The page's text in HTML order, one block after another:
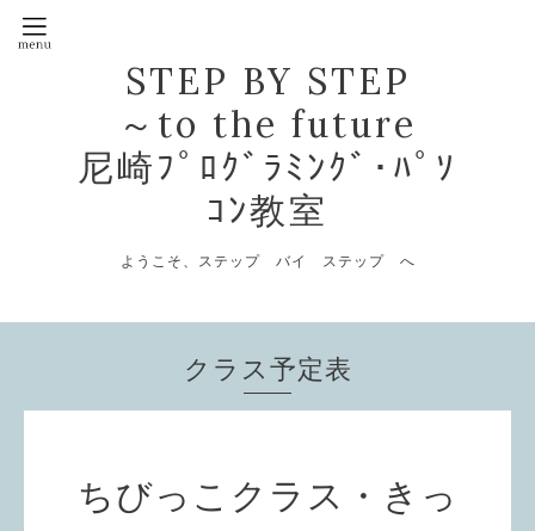
STEP BY STEP
～to the future
尼崎ﾌﾟﾛｸﾞﾗﾐﾝｸﾞ･ﾊﾟｿ
ｺﾝ教室
ようこそ、ステップ バイ ステップ へ
クラス予定表
ちびっこクラス・きっ